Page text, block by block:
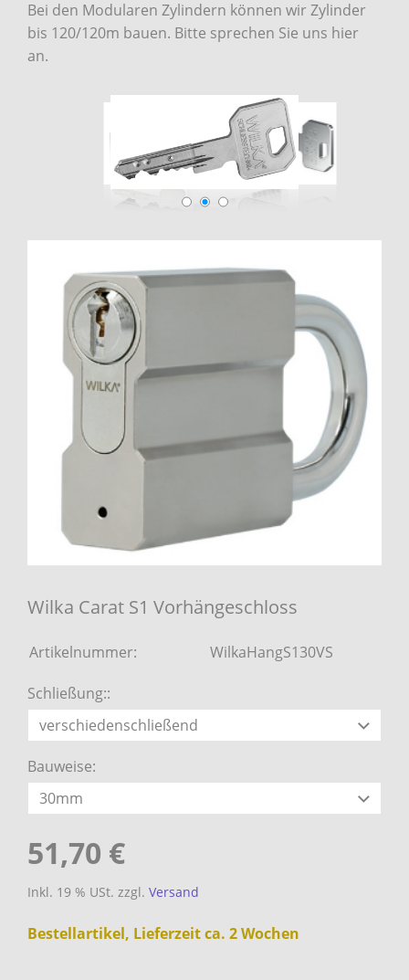
Bei den Modularen Zylindern können wir Zylinder
bis 120/120m bauen. Bitte sprechen Sie uns hier
an.
Wilka Carat S1 Vorhängeschloss
Artikelnummer: WilkaHangS130VS
Schließung::
Bauweise:
51,70 €
Inkl. 19 % USt. zzgl. Versand
Bestellartikel, Lieferzeit ca. 2 Wochen